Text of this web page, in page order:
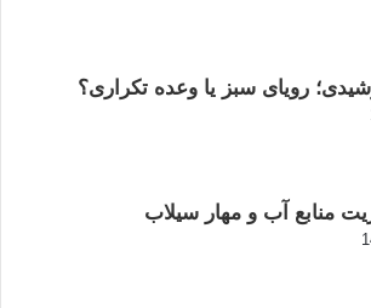
منابع آب و مهار سیلاب